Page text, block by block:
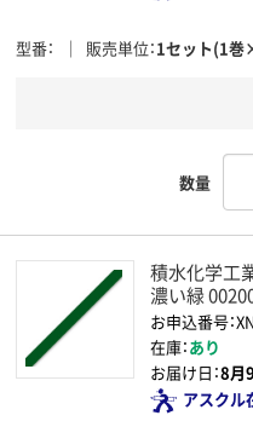
型番 販売単位 1セット(1
数量
積水化学工
濃い緑
お申込番号：
在庫：あり
お届け日：8月9
アスクル